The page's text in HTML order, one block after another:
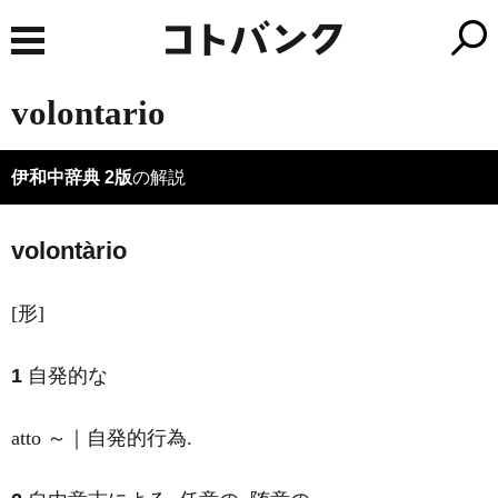
volontario
伊和中辞典 2版の解説
volontàrio
[形]
1 自発的な
atto ～｜自発的行為.